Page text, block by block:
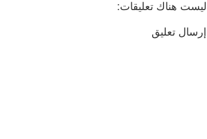
ليست هناك تعليقات:
إرسال تعليق